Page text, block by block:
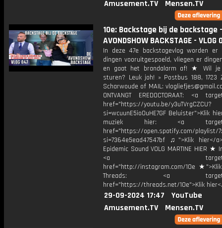
Amusement.TV Mensen.TV
10e: Backstage bij de backstage -
AVONDSHOW BACKSTAGE - VLOG
In deze 47e backstagevlog worden er
dingen vooruitgespoeld, vliegen er
en gaat het brandalarm af! ★ Wil
sturen? Leuk joh! » Postbus 188, 1723
Scharwoude of MAIL:
ONTVANGT EREDOCTORAAT: <a
href="https://youtu.be/y3uTVrgCZCU?
si=wcuunE5ioOuHE7GF Beluister">Klik
muziek hier: <a
href="https://open.spotify.com/playlist/
si=7364e5ead47547bf ♫">Klik hier</
Epidemic Sound VOLG MARTINE HIER ★
<a
href="http://instagram.com/10e
Threads: <a
href="https://threads.net/10e">Klik
29-09-2024 17:47
YouTube
Amusement.TV
Mensen.TV